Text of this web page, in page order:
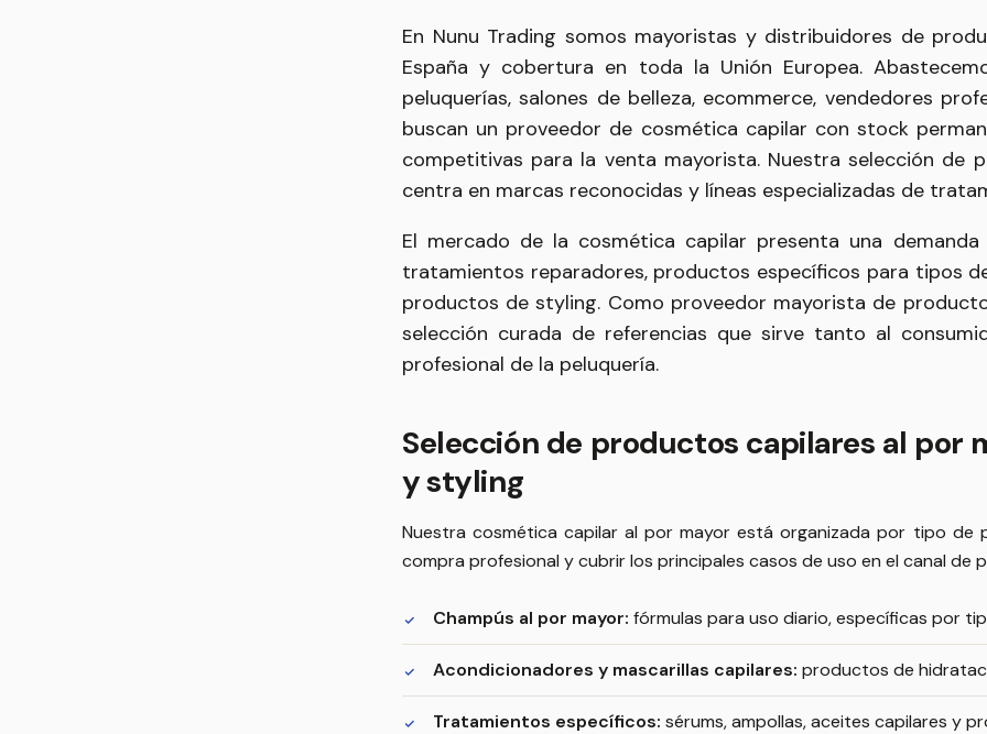
En Nunu Trading somos mayoristas y distribuidores de
España y cobertura en toda la Unión Europea.
peluquerías, salones de belleza, ecommerce, vendedores
buscan un proveedor de cosmética capilar con stock
competitivas para la venta mayorista. Nuestra selección de
centra en marcas reconocidas y líneas especializadas de
El mercado de la cosmética capilar presenta una
tratamientos reparadores, productos específicos para tipos
productos de styling. Como proveedor mayorista de
selección curada de referencias que sirve tanto al
profesional de la peluquería.
Selección de productos capilares al por
y styling
Nuestra cosmética capilar al por mayor está organizada por tipo de
compra profesional y cubrir los principales casos de uso en el canal de
Champús al por mayor: fórmulas para uso diario, específicas por
Acondicionadores y mascarillas capilares: productos de
Tratamientos específicos: sérums, ampollas, aceites capilares y